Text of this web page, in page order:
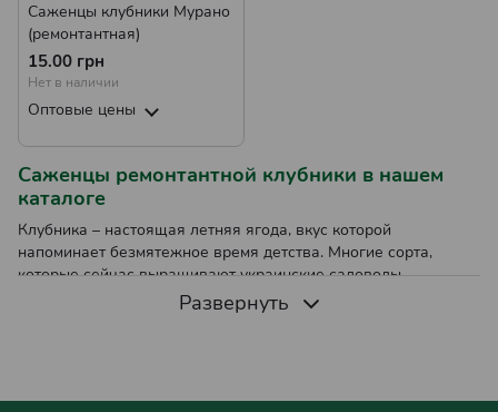
Саженцы клубники Мурано
(ремонтантная)
15.00 грн
Нет в наличии
Оптовые цены
Саженцы ремонтантной клубники в нашем
каталоге
Клубника – настоящая летняя ягода, вкус которой
напоминает безмятежное время детства. Многие сорта,
которые сейчас выращивают украинские садоводы,
отличаются высокой урожайностью. А особое внимание стоит
именно ремонтантная клубника.
Развернуть